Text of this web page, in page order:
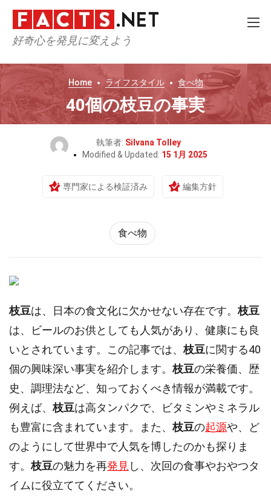
好奇心を発見に変えよう
Home ライフスタイル 食べ物
40個の枝豆の事実
執筆者: Silvana Tolley
Modified & Updated: 15 1月 2025
専門家による検証済み 編集方針
食べ物
枝豆は、日本の食文化に欠かせない存在です。枝豆
は、ビールのお供としても人気があり、健康にも良
いとされています。この記事では、枝豆に関する40
個の興味深い事実を紹介します。枝豆の栄養価、歴
史、調理法など、知っておくべき情報が満載です。
例えば、枝豆は高タンパクで、ビタミンやミネラル
も豊富に含まれています。また、枝豆の起源や、ど
のようにして世界中で人気を博したのかも探りま
す。枝豆の魅力を再発見 し、次回の食事やおやつタ
イムに役立ててください。